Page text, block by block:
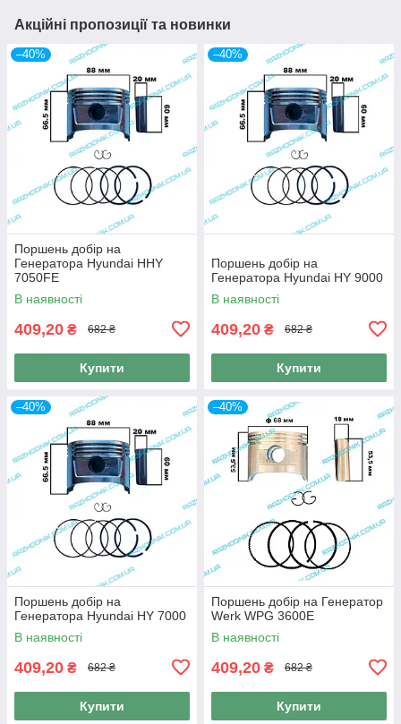
Акційні пропозиції та новинки
–40%
Поршень добір на
Генератора Hyundai HHY
7050FE
В наявності
409,20 ₴ 682 ₴
Купити
–40%
Поршень добір на
Генератора Hyundai HY 9000
В наявності
409,20 ₴ 682 ₴
Купити
–40%
Поршень добір на
Генератора Hyundai HY 7000
В наявності
409,20 ₴ 682 ₴
Купити
–40%
Поршень добір на Генератор
Werk WPG 3600E
В наявності
409,20 ₴ 682 ₴
Купити